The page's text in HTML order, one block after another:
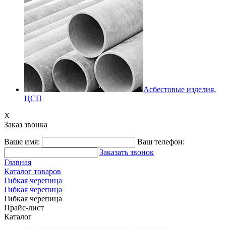
Асбестовые изделия,
ЦСП
X
Заказ звонка
Ваше имя:
Ваш телефон:
Заказать звонок
Главная
Каталог товаров
Гибкая черепица
Гибкая черепица
Гибкая черепица
Прайс-лист
Каталог